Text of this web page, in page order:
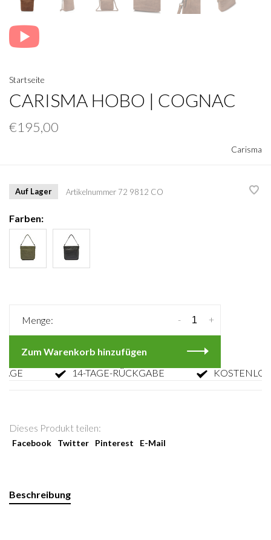
Startseite
CARISMA HOBO | COGNAC
€195,00
Carisma
Auf Lager Artikelnummer 72 9812 CO
Farben:
Menge: +
-
Zum Warenkorb hinzufügen
14-TAGE-RÜCKGABE KOSTENLOSE
Dieses Produkt teilen:
Facebook Twitter Pinterest E-Mail
Beschreibung